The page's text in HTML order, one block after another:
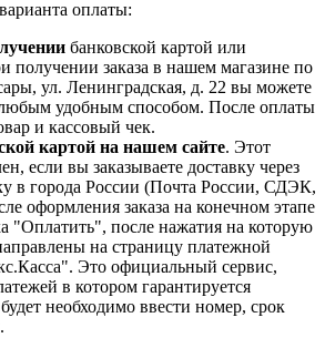
оплаты:
банковской картой или
заказа в нашем магазине по
ул. Ленинградская, д. 22 вы можете
любым удобным способом. После оплаты
и кассовый чек.
картой на нашем сайте. Этот
если вы заказываете доставку через
в города России (Почта России, СДЭК,
оформления заказа на конечном этапе
"Оплатить", после нажатия на которую
на страницу платежной
Это официальный сервис,
в котором гарантируется
необходимо ввести номер, срок